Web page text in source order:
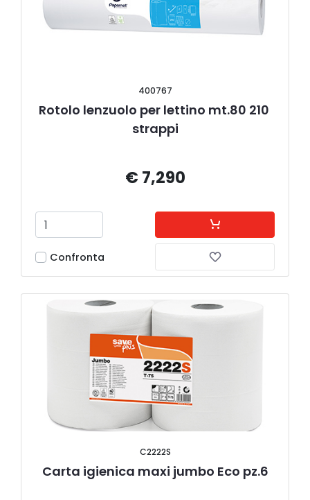
400767
Rotolo lenzuolo per lettino mt.80 210
strappi
€ 7,290
Confronta
C2222S
Carta igienica maxi jumbo Eco pz.6